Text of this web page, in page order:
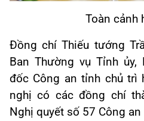
Toàn cảnh
Đồng chí Thiếu tướng
Ban Thường vụ Tỉnh
đốc Công an tỉnh chủ trì
nghị có các đồng chí
Nghị quyết số 57 Công